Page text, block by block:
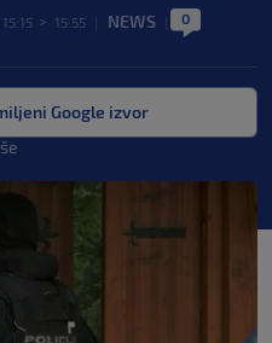
> 15:55 NEWS 0
Google izvor